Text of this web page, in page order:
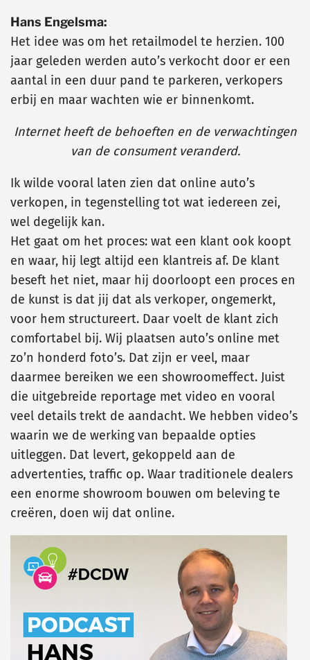
Hans Engelsma:
Het idee was om het retailmodel te herzien. 100
jaar geleden werden auto’s verkocht door er een
aantal in een duur pand te parkeren, verkopers
erbij en maar wachten wie er binnenkomt.
Internet heeft de behoeften en de verwachtingen
van de consument veranderd.
Ik wilde vooral laten zien dat online auto’s
verkopen, in tegenstelling tot wat iedereen zei,
wel degelijk kan.
Het gaat om het proces: wat een klant ook koopt
en waar, hij legt altijd een klantreis af. De klant
beseft het niet, maar hij doorloopt een proces en
de kunst is dat jij dat als verkoper, ongemerkt,
voor hem structureert. Daar voelt de klant zich
comfortabel bij. Wij plaatsen auto’s online met
zo’n honderd foto’s. Dat zijn er veel, maar
daarmee bereiken we een showroomeffect. Juist
die uitgebreide reportage met video en vooral
veel details trekt de aandacht. We hebben video’s
waarin we de werking van bepaalde opties
uitleggen. Dat levert, gekoppeld aan de
advertenties, traffic op. Waar traditionele dealers
een enorme showroom bouwen om beleving te
creëren, doen wij dat online.